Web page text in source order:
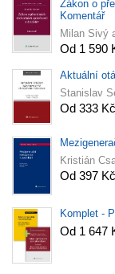
Zákon o
Komentář
Milan Sivý
Od 1 590
Aktuální
Stanislav
Od 333 Kč
Kristián
Od 397 Kč
Komplet -
Od 1 647